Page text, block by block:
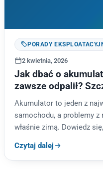
PORADY
2 kwietnia, 2026
Jak dbać o
zawsze odpalił?
Akumulator to jeden z
samochodu, a problemy
właśnie zimą. Dowiedz
Czytaj dalej